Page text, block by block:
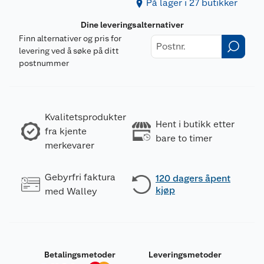
På lager i 27 butikker
Dine leveringsalternativer
Finn alternativer og pris for
levering ved å søke på ditt
postnummer
Kvalitetsprodukter
fra kjente
merkevarer
Hent i butikk etter
bare to timer
Gebyrfri faktura
med Walley
120 dagers åpent
kjøp
Betalingsmetoder Leveringsmetoder